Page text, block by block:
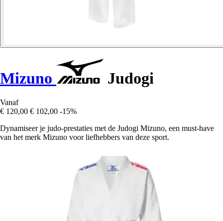
Mizuno Judogi
Vanaf
€ 120,00 € 102,00 -15%
Dynamiseer je judo-prestaties met de Judogi Mizuno, een must-have
van het merk Mizuno voor liefhebbers van deze sport.